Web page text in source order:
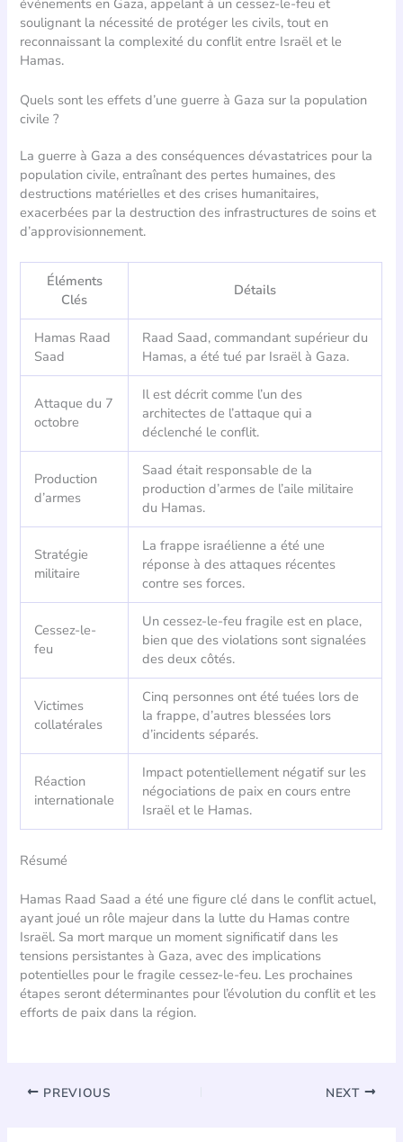
soulignant la nécessité de protéger les civils, tout en
reconnaissant la complexité du conflit entre Israël et le
Hamas.
Quels sont les effets d’une guerre à Gaza sur la population
civile ?
La guerre à Gaza a des conséquences dévastatrices pour la
population civile, entraînant des pertes humaines, des
destructions matérielles et des crises humanitaires,
exacerbées par la destruction des infrastructures de soins et
d’approvisionnement.
Éléments
Clés
Détails
Hamas Raad
Saad
Raad Saad, commandant supérieur du
Hamas, a été tué par Israël à Gaza.
Attaque du 7
octobre
Il est décrit comme l’un des
architectes de l’attaque qui a
déclenché le conflit.
Production
d’armes
Saad était responsable de la
production d’armes de l’aile militaire
du Hamas.
Stratégie
militaire
La frappe israélienne a été une
réponse à des attaques récentes
contre ses forces.
Cessez-le-
feu
Un cessez-le-feu fragile est en place,
bien que des violations sont signalées
des deux côtés.
Victimes
collatérales
Cinq personnes ont été tuées lors de
la frappe, d’autres blessées lors
d’incidents séparés.
Réaction
internationale
Impact potentiellement négatif sur les
négociations de paix en cours entre
Israël et le Hamas.
Résumé
Hamas Raad Saad a été une figure clé dans le conflit actuel,
ayant joué un rôle majeur dans la lutte du Hamas contre
Israël. Sa mort marque un moment significatif dans les
tensions persistantes à Gaza, avec des implications
potentielles pour le fragile cessez-le-feu. Les prochaines
étapes seront déterminantes pour l’évolution du conflit et les
efforts de paix dans la région.
PREVIOUS NEXT